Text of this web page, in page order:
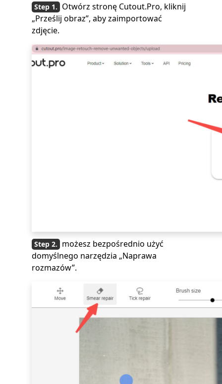
Otwórz stronę Cutout.Pro, kliknij
„Prześlij obraz”, aby zaimportować
zdjęcie.
możesz bezpośrednio użyć
domyślnego narzędzia „Naprawa
rozmazów”.